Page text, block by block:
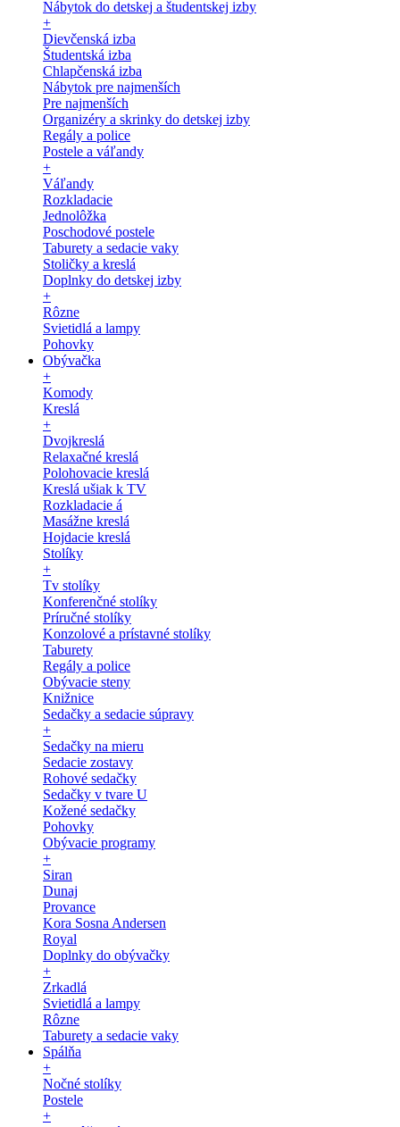
Nábytok do detskej a študentskej izby
+
Dievčenská izba
Študentská izba
Chlapčenská izba
Nábytok pre najmenších
Pre najmenších
Organizéry a skrinky do detskej izby
Regály a police
Postele a váľandy
+
Váľandy
Rozkladacie
Jednolôžka
Poschodové postele
Taburety a sedacie vaky
Stoličky a kreslá
Doplnky do detskej izby
+
Rôzne
Svietidlá a lampy
Pohovky
Obývačka
+
Komody
Kreslá
+
Dvojkreslá
Relaxačné kreslá
Polohovacie kreslá
Kreslá ušiak k TV
Rozkladacie á
Masážne kreslá
Hojdacie kreslá
Stolíky
+
Tv stolíky
Konferenčné stolíky
Príručné stolíky
Konzolové a prístavné stolíky
Taburety
Regály a police
Obývacie steny
Knižnice
Sedačky a sedacie súpravy
+
Sedačky na mieru
Sedacie zostavy
Rohové sedačky
Sedačky v tvare U
Kožené sedačky
Pohovky
Obývacie programy
+
Siran
Dunaj
Provance
Kora Sosna Andersen
Royal
Doplnky do obývačky
+
Zrkadlá
Svietidlá a lampy
Rôzne
Taburety a sedacie vaky
Spálňa
+
Nočné stolíky
Postele
+